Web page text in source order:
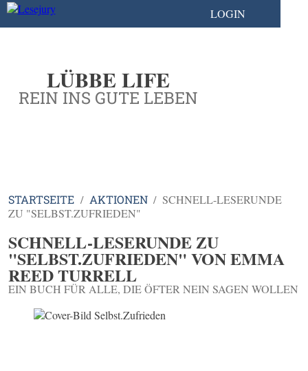
LOGIN
LÜBBE LIFE
REIN INS GUTE LEBEN
STARTSEITE AKTIONEN
SCHNELL-LESERUNDE
ZU "SELBST.ZUFRIEDEN"
SCHNELL-LESERUNDE ZU
"SELBST.ZUFRIEDEN" VON EMMA
REED TURRELL
EIN BUCH FÜR ALLE, DIE ÖFTER NEIN SAGEN WOLLEN